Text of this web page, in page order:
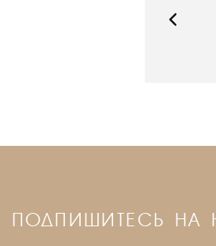
ПОДПИШИТЕСЬ НА